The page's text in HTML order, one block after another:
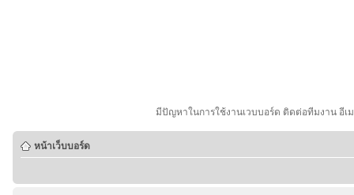
มีปัญหาในการใช้งานเวบบอร์ด ติดต่อทีมงาน อีเ
หน้าเว็บบอร์ด